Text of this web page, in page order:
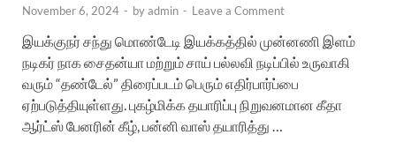
November 6, 2024 - byadmin - Leave a Comment
இயக்குநர் சந்து மொண்டேடி இயக்கத்தில் முன்னணி இளம்
நடிகர் நாக சைதன்யா மற்றும் சாய் பல்லவி நடிப்பில் உருவாகி
வரும் “தண்டேல்” திரைப்படம் பெரும் எதிர்பார்ப்பை
ஏற்படுத்தியுள்ளது. புகழ்மிக்க தயாரிப்பு நிறுவனமான கீதா
ஆர்ட்ஸ் பேனரின் கீழ், பன்னி வாஸ் தயாரித்து …